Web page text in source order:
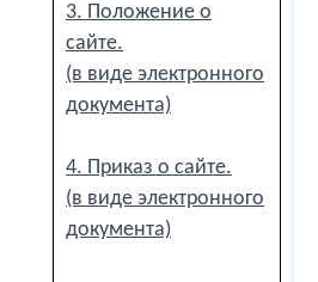
3. Положение о
сайте.
(в виде электронного
документа)
4. Приказ о сайте.
(в виде электронного
документа)